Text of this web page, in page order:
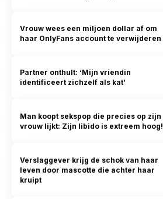
Vrouw wees een miljoen dollar af om
haar OnlyFans account te verwijderen
Partner onthult: ‘Mijn vriendin
identificeert zichzelf als kat’
Man koopt sekspop die precies op zijn
vrouw lijkt: Zijn libido is extreem hoog!
Verslaggever krijg de schok van haar
leven door mascotte die achter haar
kruipt